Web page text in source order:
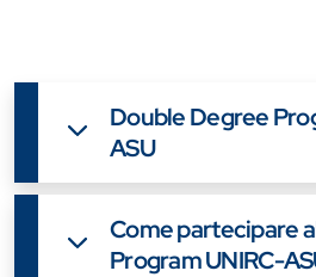
Double Degree Program
ASU
Come partecipare
Program UNIRC-